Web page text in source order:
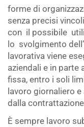
forme di
senza precisi
con il possibile
lo svolgimento
lavorativa viene
aziendali e in parte
fissa, entro i soli
lavoro giornaliero
dalla
È sempre lavoro